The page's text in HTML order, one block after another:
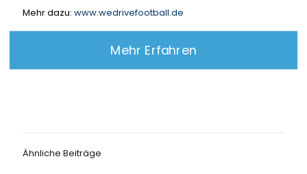
Mehr dazu: www.wedrivefootball.de
Mehr Erfahren
Ähnliche Beiträge